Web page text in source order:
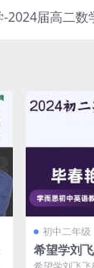
-2024届高二数
初中二年级
希望学刘
英语全国S